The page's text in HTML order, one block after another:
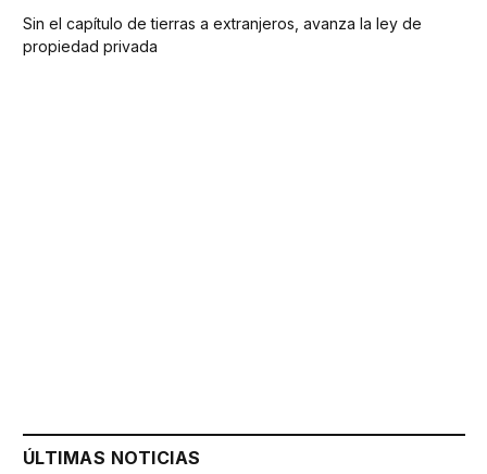
Sin el capítulo de tierras a extranjeros, avanza la ley de
propiedad privada
ÚLTIMAS NOTICIAS